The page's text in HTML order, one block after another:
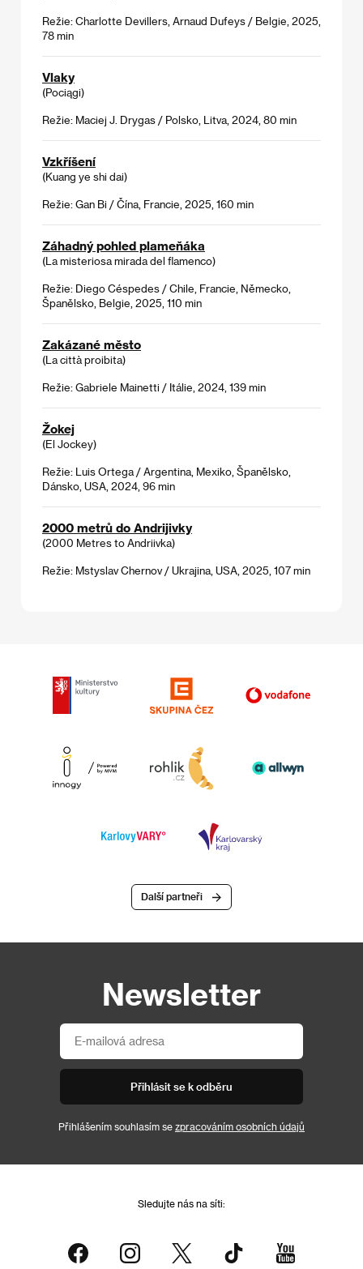
Režie: Charlotte Devillers, Arnaud Dufeys / Belgie, 2025,
78 min
Vlaky
(Pociągi)
Režie: Maciej J. Drygas / Polsko, Litva, 2024, 80 min
Vzkříšení
(Kuang ye shi dai)
Režie: Gan Bi / Čína, Francie, 2025, 160 min
Záhadný pohled plameňáka
(La misteriosa mirada del flamenco)
Režie: Diego Céspedes / Chile, Francie, Německo,
Španělsko, Belgie, 2025, 110 min
Zakázané město
(La città proibita)
Režie: Gabriele Mainetti / Itálie, 2024, 139 min
Žokej
(El Jockey)
Režie: Luis Ortega / Argentina, Mexiko, Španělsko,
Dánsko, USA, 2024, 96 min
2000 metrů do Andrijivky
(2000 Metres to Andriivka)
Režie: Mstyslav Chernov / Ukrajina, USA, 2025, 107 min
Další partneři
Newsletter
Přihlásit se k odběru
Přihlášením souhlasím se zpracováním osobních údajů
Sledujte nás na síti: